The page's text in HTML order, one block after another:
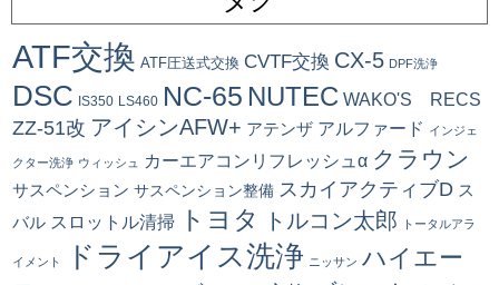
ATF交換 ATF圧送式交換 CVTF交換 CX-5 DPF洗浄
DSC IS350 LS460 NC-65 NUTEC WAKO'S RECS
ZZ-51改 アイシンAFW+ アテンザ アルファード インジェ
クター洗浄 ウィッシュ カーエアコンリフレッシュα クラウン
サスペンション サスペンション整備 スカイアクティブD ス
バル スロットル清掃 トヨタ トルコン太郎 トータルアラ
イメント ドライアイス洗浄 ニッサン ハイエー